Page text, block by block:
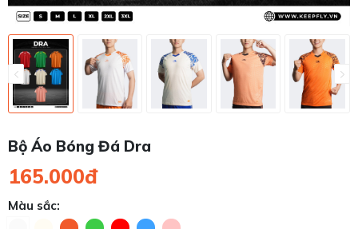
Bộ Áo Bóng Đá Dra
165.000đ
Màu sắc: